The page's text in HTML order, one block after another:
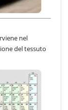
nel
del tessuto